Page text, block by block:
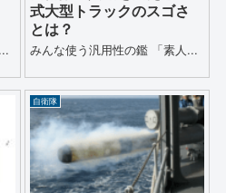
式大型トラックのスゴさ
とは？
みんな使う汎用性の鑑 「素人...
自衛隊